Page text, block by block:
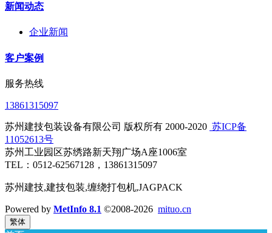
新闻动态
企业新闻
客户案例
服务热线
13861315097
苏州建技包装设备有限公司 版权所有 2000-2020 ​ 苏ICP备
11052613号
苏州工业园区苏绣路新天翔广场A座1006室
TEL：0512-62567128，13861315097
苏州建技,建技包装,缠绕打包机,JAGPACK
Powered by MetInfo 8.1 ©2008-2026 mituo.cn
繁体